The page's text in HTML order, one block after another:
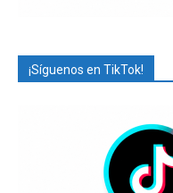
¡Síguenos en TikTok!